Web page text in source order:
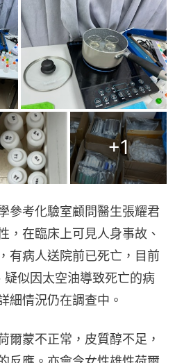
+1
參考化驗室顧問醫生張耀君
，在臨床上可見人身事故、
有病人送院前已死亡，目前
似因太空油導致死亡的病
細情況仍在調查中。
爾蒙不正常，皮質醇不足，